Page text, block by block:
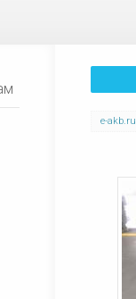
e-akb.ru